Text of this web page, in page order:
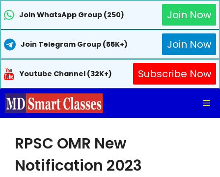
Join WhatsApp Group (250) Join Now
Join Telegram Group (55K+) Join Now
Youtube Channel (32K+)
Subscribe Now
Skip
to
RPSC OMR New
Notification 2023